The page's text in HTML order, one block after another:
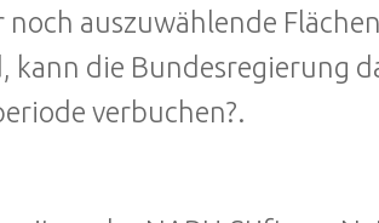
auszuwählende
kann die Bundesregierung
verbuchen?.